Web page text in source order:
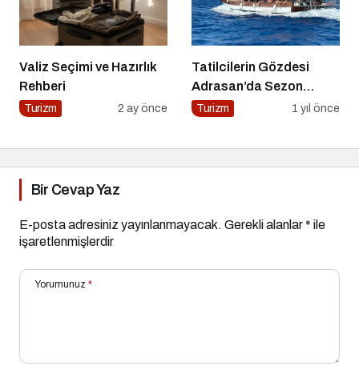
Valiz Seçimi ve Hazırlık
Rehberi
Turizm 2 ay önce
Tatilcilerin Gözdesi
Adrasan’da Sezon
Açıldı!
Turizm 1 yıl önce
Bir Cevap Yaz
E-posta adresiniz yayınlanmayacak. Gerekli alanlar* ile
işaretlenmişlerdir
Yorumunuz *